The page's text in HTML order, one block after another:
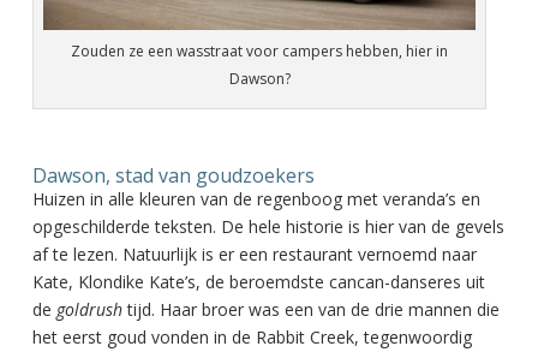
Zouden ze een wasstraat voor campers hebben, hier in
Dawson?
Dawson, stad van goudzoekers
Huizen in alle kleuren van de regenboog met veranda’s en
opgeschilderde teksten. De hele historie is hier van de gevels
af te lezen. Natuurlijk is er een restaurant vernoemd naar
Kate, Klondike Kate’s, de beroemdste cancan-danseres uit
de goldrushtijd. Haar broer was een van de drie mannen die
het eerst goud vonden in de Rabbit Creek, tegenwoordig